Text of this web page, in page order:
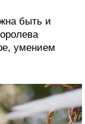
быть и
умением